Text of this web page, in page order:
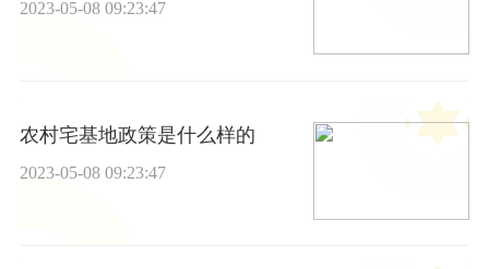
2023-05-08 09:23:47
农村宅基地政策是什么样的
2023-05-08 09:23:47